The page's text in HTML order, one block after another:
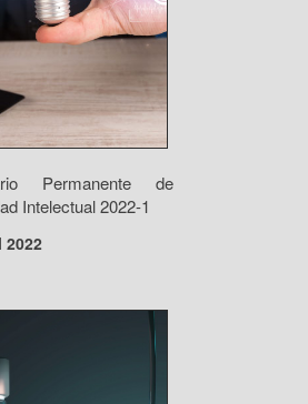
Permanente de
Intelectual 2022-1
2022